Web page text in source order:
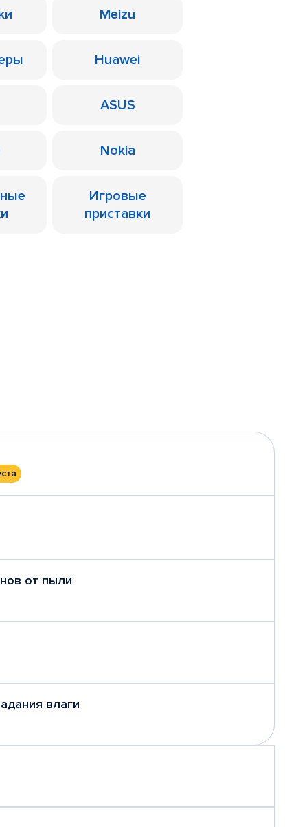
Meizu
Huawei
ASUS
Nokia
Игровые
приставки
от пыли
влаги